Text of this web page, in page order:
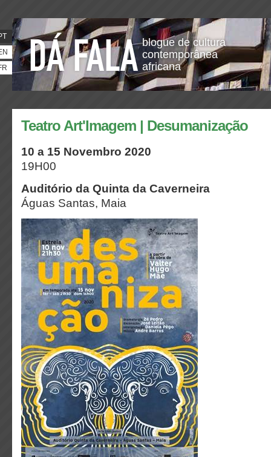
blogue de cultura
contemporânea
africana
Teatro Art'Imagem | Desumanização
10 a 15 Novembro 2020
19H00
Auditório da Quinta da Caverneira
Águas Santas, Maia